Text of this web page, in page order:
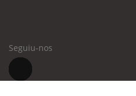
Seguiu-nos